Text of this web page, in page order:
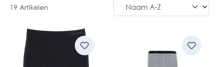
19 Artikelen